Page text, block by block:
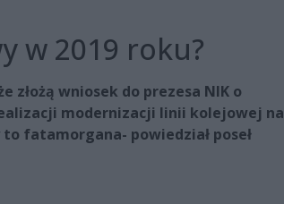
w 2019 roku?
złożą wniosek do prezesa NIK o
modernizacji linii kolejowej na
fatamorgana- powiedział poseł